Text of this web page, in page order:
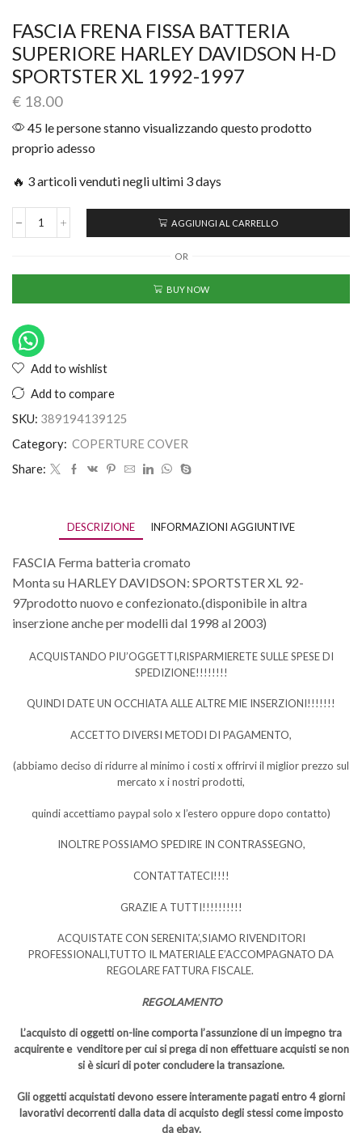
FASCIA FRENA FISSA BATTERIA
SUPERIORE HARLEY DAVIDSON H-D
SPORTSTER XL 1992-1997
€ 18.00
45 le persone stanno visualizzando questo prodotto
proprio adesso
🔥 3 articoli venduti negli ultimi 3 days
AGGIUNGI AL CARRELLO
OR
BUY NOW
Add to wishlist
Add to compare
SKU: 389194139125
Category: COPERTURE COVER
Share:
DESCRIZIONE INFORMAZIONI AGGIUNTIVE
FASCIA Ferma batteria cromato
Monta su HARLEY DAVIDSON: SPORTSTER XL 92-
97prodotto nuovo e confezionato.(disponibile in altra
inserzione anche per modelli dal 1998 al 2003)
ACQUISTANDO PIU’OGGETTI,RISPARMIERETE SULLE SPESE DI
SPEDIZIONE!!!!!!!!
QUINDI DATE UN OCCHIATA ALLE ALTRE MIE INSERZIONI!!!!!!!
ACCETTO DIVERSI METODI DI PAGAMENTO,
(abbiamo deciso di ridurre al minimo i costi x offrirvi il miglior prezzo sul
mercato x i nostri prodotti,
quindi accettiamo paypal solo x l’estero oppure dopo contatto)
INOLTRE POSSIAMO SPEDIRE IN CONTRASSEGNO,
CONTATTATECI!!!!
GRAZIE A TUTTI!!!!!!!!!!
ACQUISTATE CON SERENITA’,SIAMO RIVENDITORI
PROFESSIONALI,TUTTO IL MATERIALE E’ACCOMPAGNATO DA
REGOLARE FATTURA FISCALE.
REGOLAMENTO
L’acquisto di oggetti on-line comporta l’assunzione di un impegno tra
acquirente e venditore per cui si prega di non effettuare acquisti se non
si è sicuri di poter concludere la transazione.
Gli oggetti acquistati devono essere interamente pagati entro 4 giorni
lavorativi decorrenti dalla data di acquisto degli stessi come imposto
da ebay.